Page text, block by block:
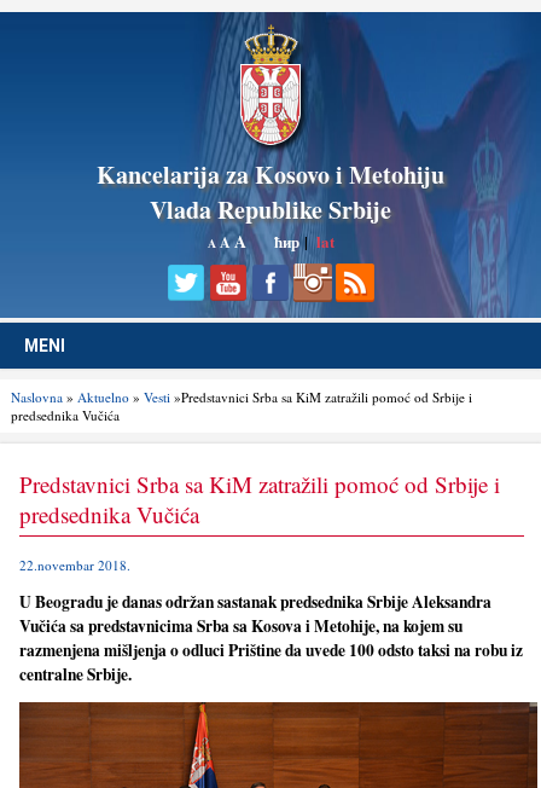
Kancelarija za Kosovo i Metohiju
Vlada Republike Srbije
A AA ћир|lat
MENI
Naslovna» Aktuelno» Vesti»Predstavnici Srba sa KiM zatražili pomoć od Srbije i
predsednika Vučića
Predstavnici Srba sa KiM zatražili pomoć od Srbije i
predsednika Vučića
22.novembar 2018.
U Beogradu je danas održan sastanak predsednika Srbije Aleksandra
Vučića sa predstavnicima Srba sa Kosova i Metohije, na kojem su
razmenjena mišlјenja o odluci Prištine da uvede 100 odsto taksi na robu iz
centralne Srbije.